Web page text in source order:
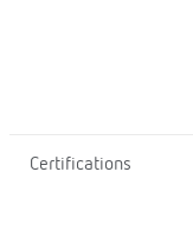
Certifications